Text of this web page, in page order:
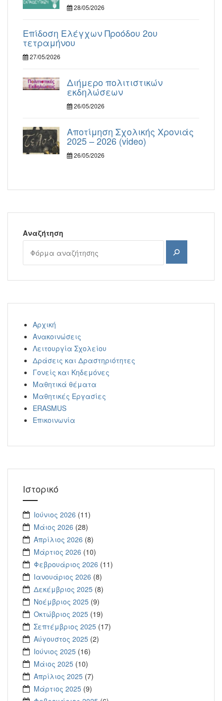
28/05/2026
Επίδοση Ελέγχων Προόδου 2ου
τετραμήνου
27/05/2026
Διήμερο πολιτιστικών
εκδηλώσεων
26/05/2026
Αποτίμηση Σχολικής Χρονιάς
2025 – 2026 (video)
26/05/2026
Αναζήτηση
Αναζήτηση
Αρχική
Ανακοινώσεις
Λειτουργία Σχολείου
Δράσεις και Δραστηριότητες
Γονείς και Κηδεμόνες
Μαθητικά θέματα
Μαθητικές Εργασίες
ERASMUS
Επικοινωνία
Ιστορικό
Ιούνιος 2026 (11)
Μάιος 2026 (28)
Απρίλιος 2026 (8)
Μάρτιος 2026 (10)
Φεβρουάριος 2026 (11)
Ιανουάριος 2026 (8)
Δεκέμβριος 2025 (8)
Νοέμβριος 2025 (9)
Οκτώβριος 2025 (19)
Σεπτέμβριος 2025 (17)
Αύγουστος 2025 (2)
Ιούνιος 2025 (16)
Μάιος 2025 (10)
Απρίλιος 2025 (7)
Μάρτιος 2025 (9)